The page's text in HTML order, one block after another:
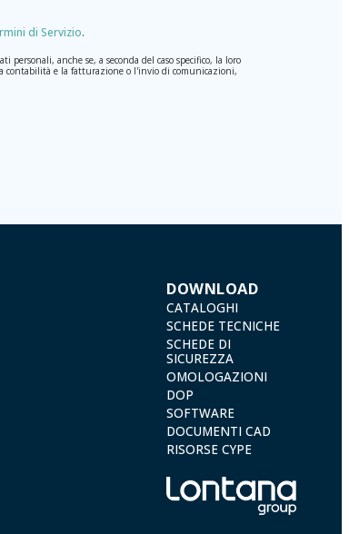
di Servizio.
anche se, a seconda del caso specifico, la loro
contabilità e la fatturazione o l'invio di comunicazioni,
dei Dati (GDPR) del 27 aprile 2016. I dati
la responsabilità è di chi li invia.
del regolamento generale sulla protezione
SL | P.I. La Portalada II | c/ Segador 13, 26006
DOWNLOAD
CATALOGHI
SCHEDE TECNICHE
SCHEDE DI
SICUREZZA
OMOLOGAZIONI
DOP
SOFTWARE
DOCUMENTI CAD
RISORSE CYPE